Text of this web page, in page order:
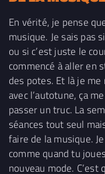
En vérité, je pense
musique. Je sais pas
ou si c’est juste le
commencé à aller en
des potes. Et là je
avec l’autotune, ça
passer un truc. La
séances tout seul
faire de la musique.
comme quand tu
nouveau mode. C’est